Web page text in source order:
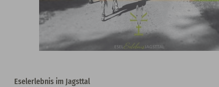
Eselerlebnis im Jagsttal